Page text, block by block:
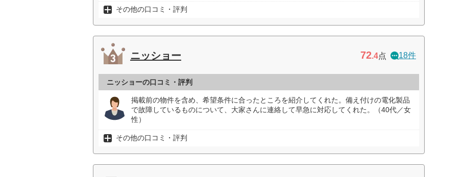
その他の口コミ・評判
ニッショー 72.4点 18件
ニッショーの口コミ・評判
掲載前の物件を含め、希望条件に合ったところを紹介してくれた。備え付けの電化製品
で故障しているものについて、大家さんに連絡して早急に対応してくれた。（40代／女
性）
その他の口コミ・評判